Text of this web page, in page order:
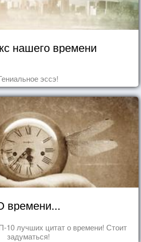
нашего времени
эссэ!
времени...
10 лучших цитат о времени! Стоит
задуматься!